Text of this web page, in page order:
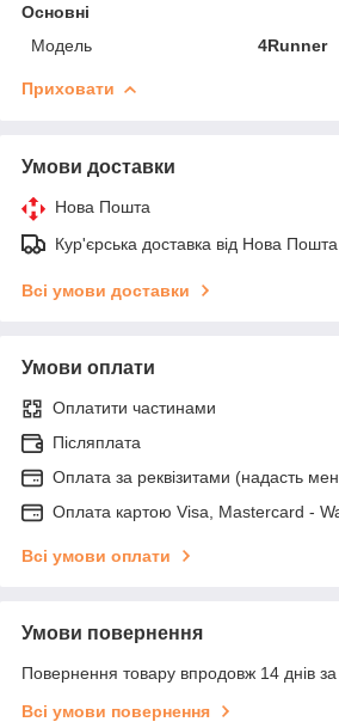
Основні
Модель
4Runner
Приховати
Умови доставки
Нова Пошта
Кур'єрська доставка від Нова Пошта
Всі умови доставки
Умови оплати
Оплатити частинами
Післяплата
Оплата за реквізитами (надасть
Оплата картою Visa, Mastercard -
Всі умови оплати
Умови повернення
Повернення товару впродовж 14 днів
Всі умови повернення